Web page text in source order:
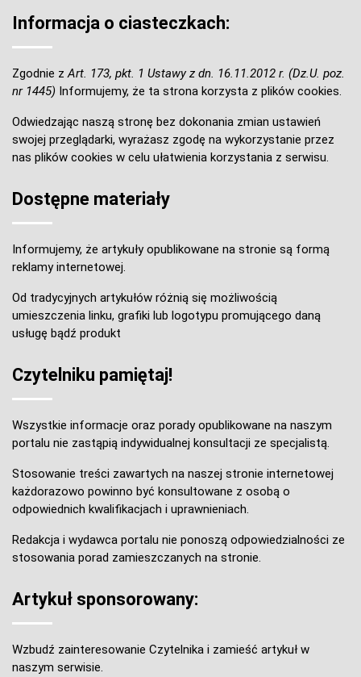
Informacja o ciasteczkach:
Zgodnie z Art. 173, pkt. 1 Ustawy z dn. 16.11.2012 r. (Dz.U. poz.
nr 1445) Informujemy, że ta strona korzysta z plików cookies.
Odwiedzając naszą stronę bez dokonania zmian ustawień
swojej przeglądarki, wyrażasz zgodę na wykorzystanie przez
nas plików cookies w celu ułatwienia korzystania z serwisu.
Dostępne materiały
Informujemy, że artykuły opublikowane na stronie są formą
reklamy internetowej.
Od tradycyjnych artykułów różnią się możliwością
umieszczenia linku, grafiki lub logotypu promującego daną
usługę bądź produkt
Czytelniku pamiętaj!
Wszystkie informacje oraz porady opublikowane na naszym
portalu nie zastąpią indywidualnej konsultacji ze specjalistą.
Stosowanie treści zawartych na naszej stronie internetowej
każdorazowo powinno być konsultowane z osobą o
odpowiednich kwalifikacjach i uprawnieniach.
Redakcja i wydawca portalu nie ponoszą odpowiedzialności ze
stosowania porad zamieszczanych na stronie.
Artykuł sponsorowany:
Wzbudź zainteresowanie Czytelnika i zamieść artykuł w
naszym serwisie.